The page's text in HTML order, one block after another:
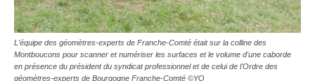
L'équipe des géomètres-experts de Franche-Comté était sur la colline des
Montboucons pour scanner et numériser les surfaces et le volume d'une caborde
en présence du président du syndicat professionnel et de celui de l'Ordre des
géomètres-experts de Bourgogne Franche-Comté ©YQ